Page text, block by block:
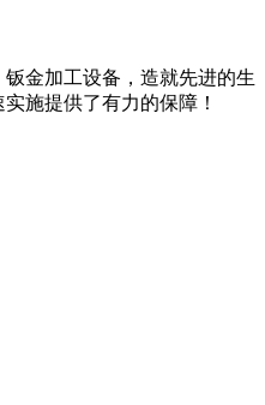
金加工设备，造就先进的生
施提供了有力的保障！